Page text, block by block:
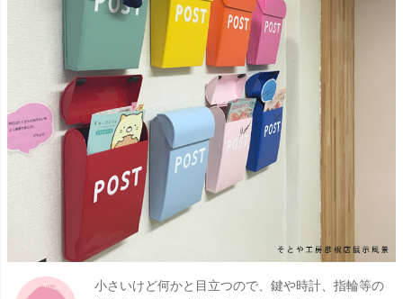
小さいけど何かと目立つので、鍵や時計、指輪等の